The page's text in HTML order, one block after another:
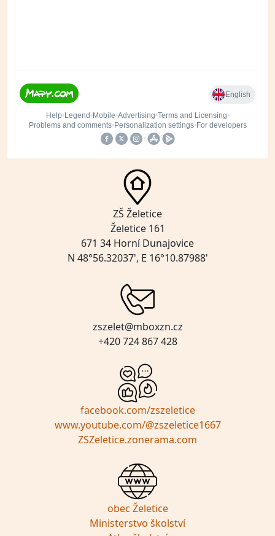
ZŠ Želetice
Želetice 161
671 34 Horní Dunajovice
N 48°56.32037', E 16°10.87988'
zszelet@mboxzn.cz
+420 724 867 428
facebook.com/zszeletice
www.youtube.com/@zszeletice1667
ZSZeletice.zonerama.com
obec Želetice
Ministerstvo školství